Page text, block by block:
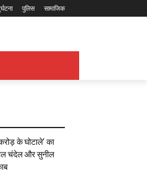
पुलिस सामाजिक
के घोटाले’ का
चंदेल और सुनील